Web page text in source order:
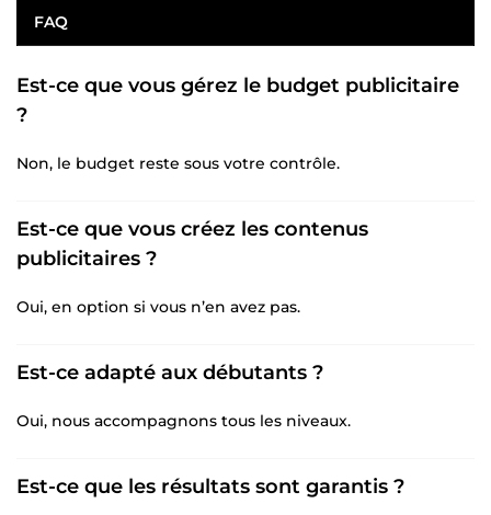
FAQ
Est-ce que vous gérez le budget publicitaire
?
Non, le budget reste sous votre contrôle.
Est-ce que vous créez les contenus
publicitaires ?
Oui, en option si vous n’en avez pas.
Est-ce adapté aux débutants ?
Oui, nous accompagnons tous les niveaux.
Est-ce que les résultats sont garantis ?